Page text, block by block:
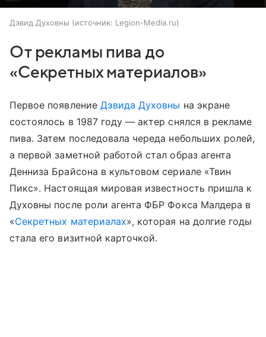
Дэвид Духовны источник: Legion-Media.ru
От рекламы пива до
«Секретных материалов»
Первое появление Дэвида Духовны на экране
состоялось в 1987 году — актер снялся в рекламе
пива. Затем последовала череда небольших ролей,
а первой заметной работой стал образ агента
Денниза Брайсона в культовом сериале «Твин
Пикс». Настоящая мировая известность пришла к
Духовны после роли агента ФБР Фокса Малдера в
«Секретных материалах», которая на долгие годы
стала его визитной карточкой.